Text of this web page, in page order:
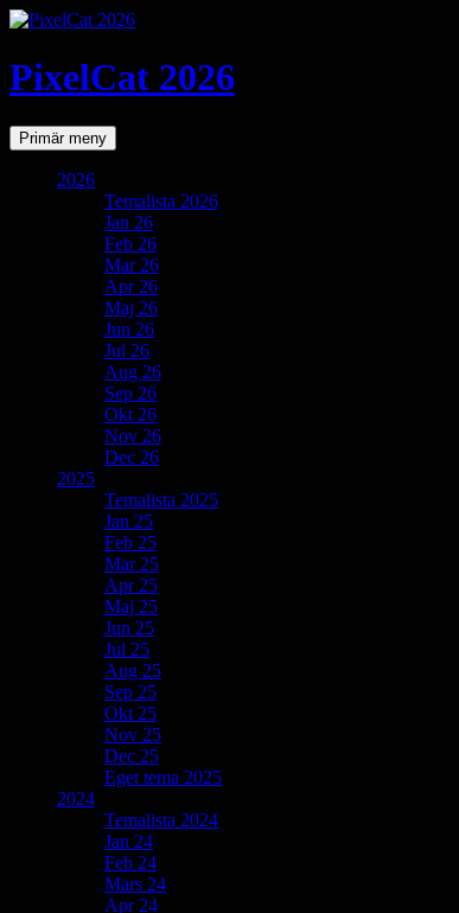
PixelCat 2026
SökPrimär meny Gå
till
2026
Temalista 2026
Jan 26
Feb 26
Mar 26
Apr 26
Maj 26
Jun 26
Jul 26
Aug 26
Sep 26
Okt 26
Nov 26
Dec 26
2025
Temalista 2025
Jan 25
Feb 25
Mar 25
Apr 25
Maj 25
Jun 25
Jul 25
Aug 25
Sep 25
Okt 25
Nov 25
Dec 25
Eget tema 2025
2024
Temalista 2024
Jan 24
Feb 24
Mars 24
Apr 24